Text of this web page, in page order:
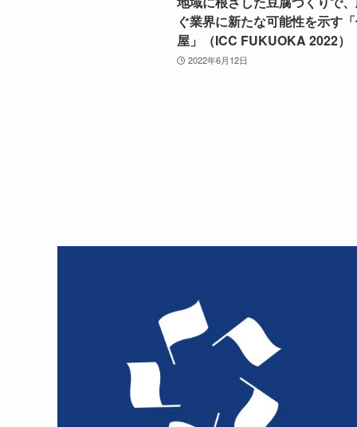
ぐ業界に新たな可能性を示す
屋」（ICC FUKUOKA 2022）
2022年6月12日